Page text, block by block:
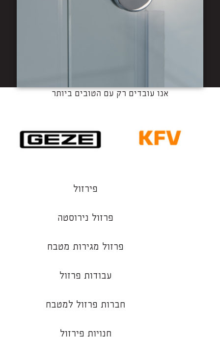
אנו עובדים רק עם הטובים ביותר
פירזול
פרזול נירוסטה
פרזול מגירות מטבח
עבודות פרזול
חברות פרזול למטבח
חנויות פירזול